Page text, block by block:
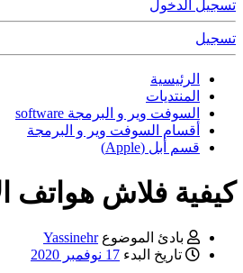
تسجيل الدخول
تسجيل
الرئيسية
المنتديات
السوفت وير و البرمجة software
أقسام السوفت وير و البرمجة
قسم أبل (Apple)
كيفية فلاش هواتف
بادئ الموضوع Yassinehr
تاريخ البدء 17 نوفمبر 2020